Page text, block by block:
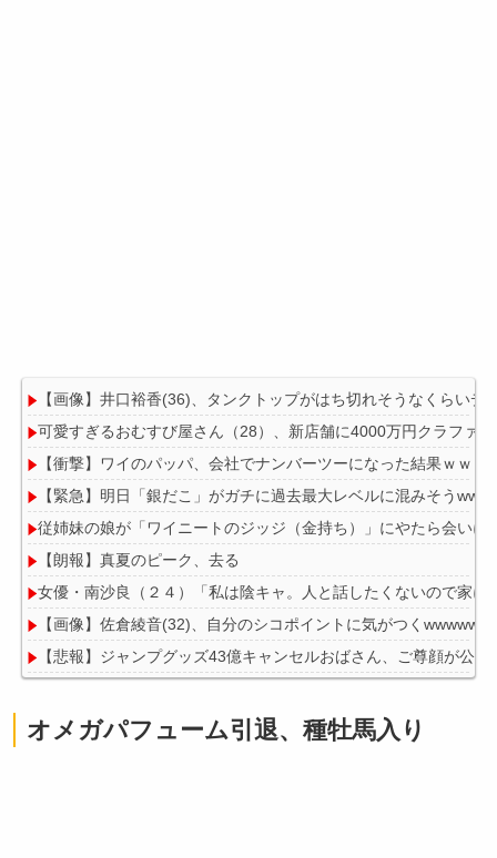
【画像】井口裕香(36)、タンクトップがはち切れそうなくらいデ
可愛すぎるおむすび屋さん（28）、新店舗に4000万円クラファ
【衝撃】ワイのパッパ、会社でナンバーツーになった結果ｗｗｗ
【緊急】明日「銀だこ」がガチに過去最大レベルに混みそう
従姉妹の娘が「ワイニートのジッジ（金持ち）」にやたら会いに
【朗報】真夏のピーク、去る
女優・南沙良（２４）「私は陰キャ。人と話したくないので家
【画像】佐倉綾音(32)、自分のシコポイントに気がつく
【悲報】ジャンプグッズ43億キャンセルおばさん、ご尊顔が公
オメガパフューム引退、種牡馬入り